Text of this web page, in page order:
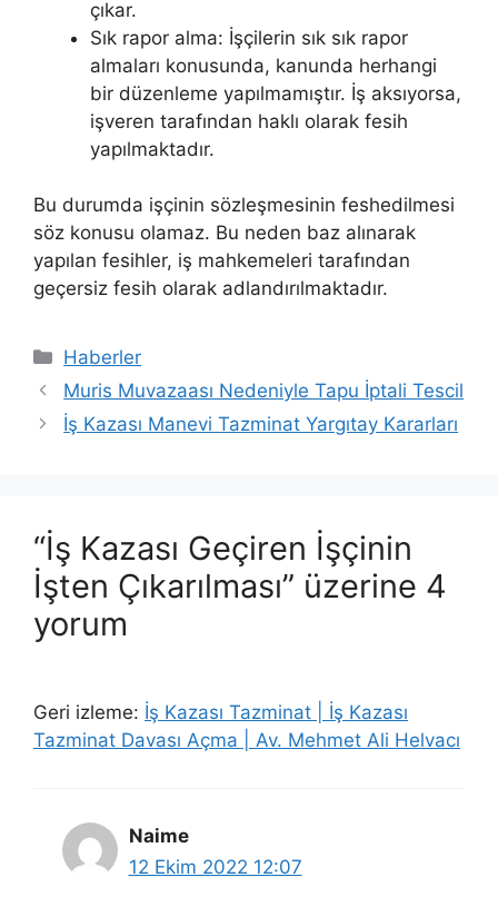
çıkar.
Sık rapor alma: İşçilerin sık sık rapor
almaları konusunda, kanunda herhangi
bir düzenleme yapılmamıştır. İş aksıyorsa,
işveren tarafından haklı olarak fesih
yapılmaktadır.
Bu durumda işçinin sözleşmesinin feshedilmesi
söz konusu olamaz. Bu neden baz alınarak
yapılan fesihler, iş mahkemeleri tarafından
geçersiz fesih olarak adlandırılmaktadır.
Kategoriler
Haberler
Muris Muvazaası Nedeniyle Tapu İptali Tescil
İş Kazası Manevi Tazminat Yargıtay Kararları
“İş Kazası Geçiren İşçinin
İşten Çıkarılması” üzerine 4
yorum
Geri izleme: İş Kazası Tazminat | İş Kazası
Tazminat Davası Açma | Av. Mehmet Ali Helvacı
Naime
12 Ekim 2022 12:07